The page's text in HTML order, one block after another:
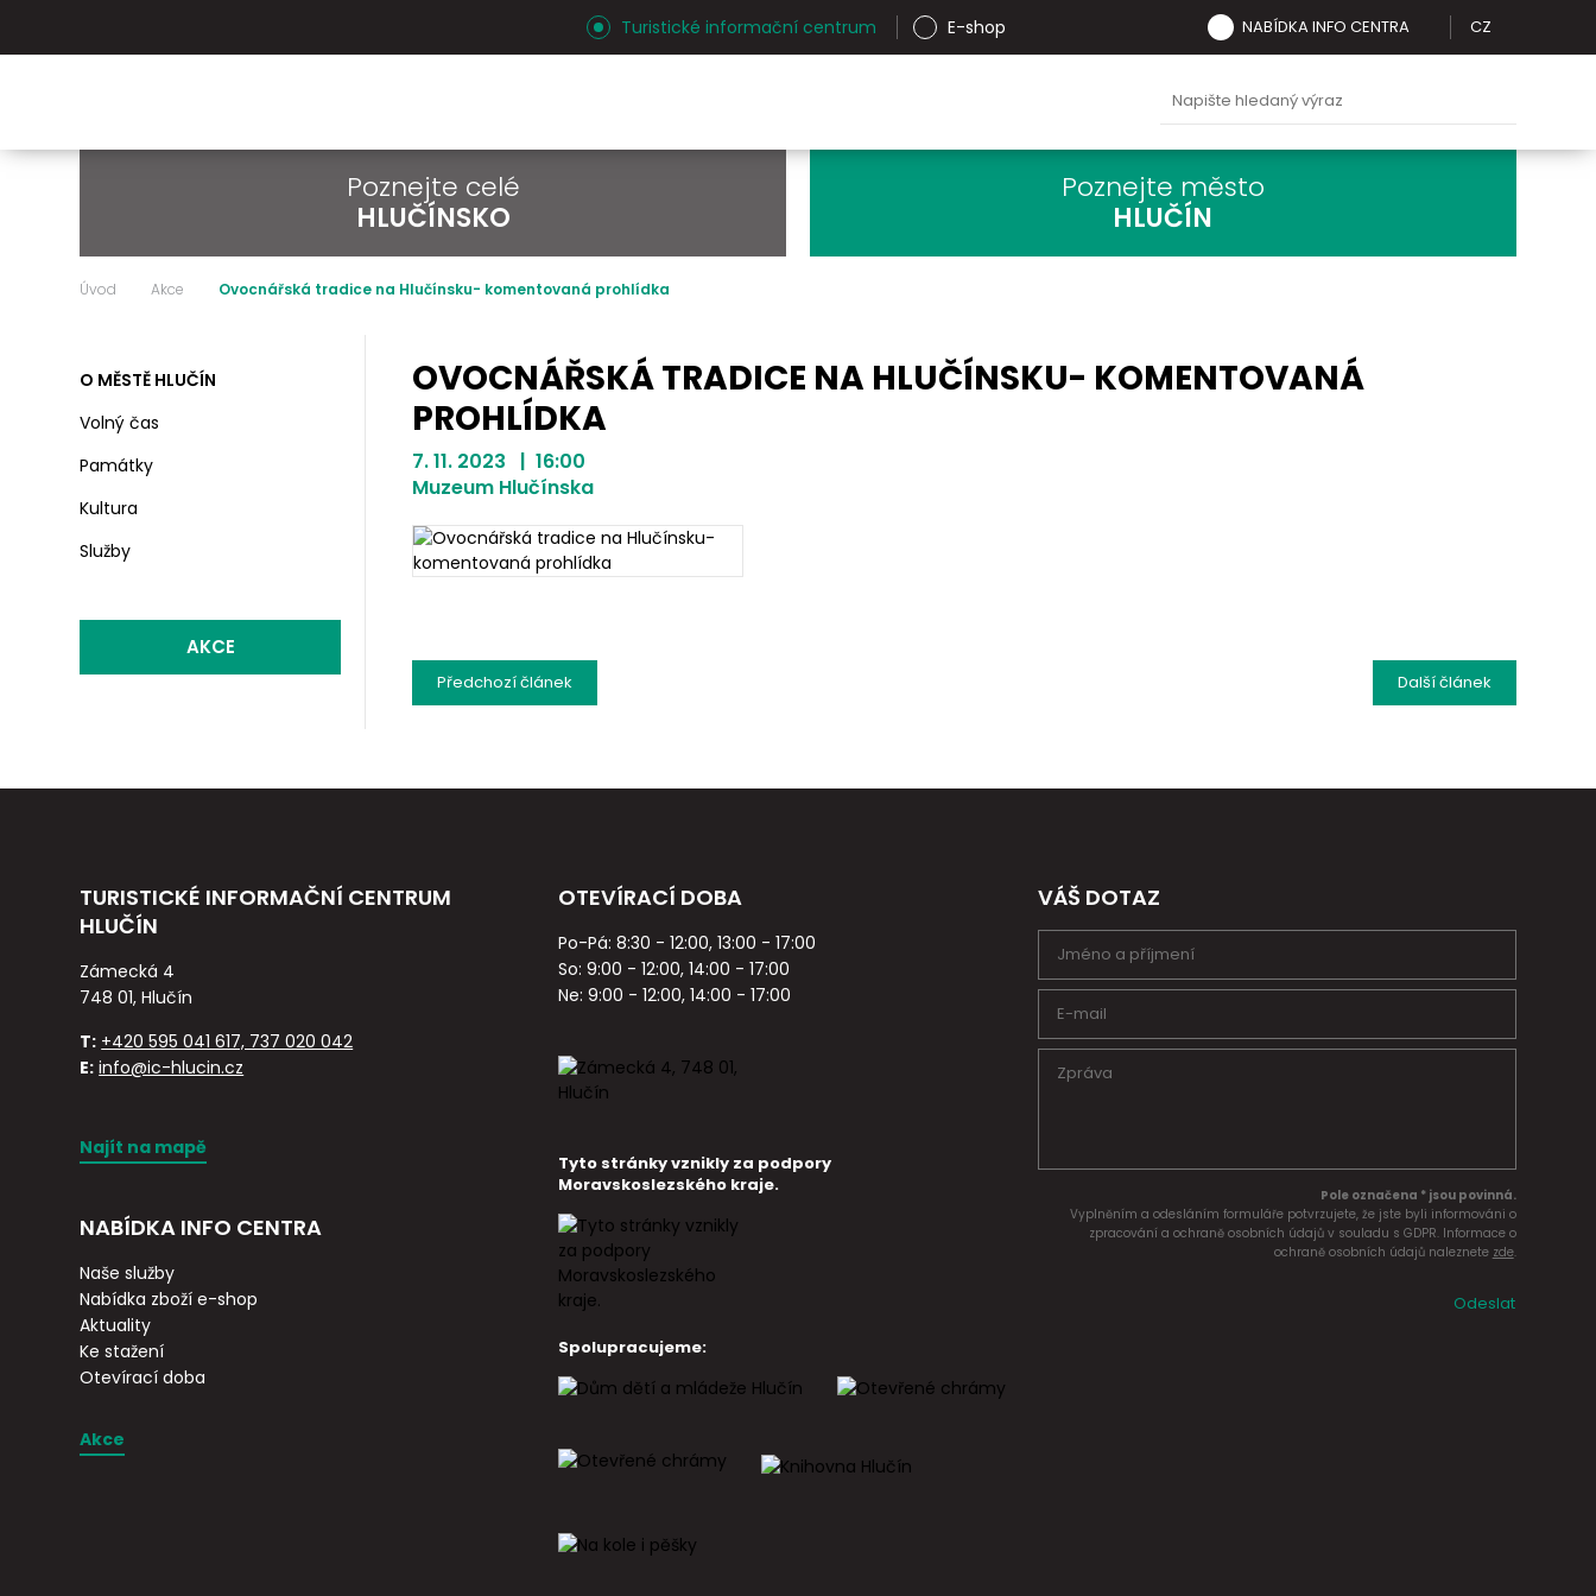
Turistické informační centrum E-shop NABÍDKA INFO CENTRA CZ
Poznejte celé
HLUČÍNSKO
Poznejte město
HLUČÍN
Úvod Akce Ovocnářská tradice na Hlučínsku- komentovaná prohlídka
O MĚSTĚ HLUČÍN
Volný čas
Památky
Kultura
Služby
AKCE
OVOCNÁŘSKÁ TRADICE NA HLUČÍNSKU- KOMENTOVANÁ
PROHLÍDKA
7. 11. 2023 | 16:00
Muzeum Hlučínska
Dalšíčlánek
Předchozíčlánek
TURISTICKÉ INFORMAČNÍ CENTRUM
HLUČÍN
Zámecká 4
748 01, Hlučín
T: +420 595 041 617, 737 020 042
E: info@ic-hlucin.cz
Najít na mapě
NABÍDKA INFO CENTRA
Naše služby
Nabídka zboží e-shop
Aktuality
Ke stažení
Otevírací doba
Akce
OTEVÍRACÍ DOBA
Po-Pá: 8:30 - 12:00, 13:00 - 17:00
So: 9:00 - 12:00, 14:00 - 17:00
Ne: 9:00 - 12:00, 14:00 - 17:00
Tyto stránky vznikly za podpory
Moravskoslezského kraje.
Spolupracujeme:
VÁŠ DOTAZ
Pole označena * jsou povinná.
Vyplněním a odesláním formuláře potvrzujete, že jste byli informováni o
zpracování a ochraně osobních údajů v souladu s GDPR. Informace o
ochraně osobních údajů naleznete zde.
Odeslat